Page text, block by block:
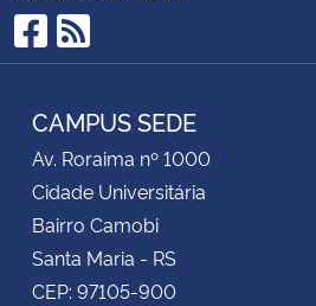
Facebook
RSS
CAMPUS SEDE
Av. Roraima nº 1000
Cidade Universitária
Bairro Camobi
Santa Maria - RS
CEP: 97105-900